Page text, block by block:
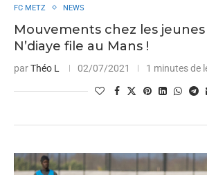
FC METZ NEWS
Mouvements chez les jeunes
N’diaye file au Mans !
parThéo L 02/07/2021 1 minutes de